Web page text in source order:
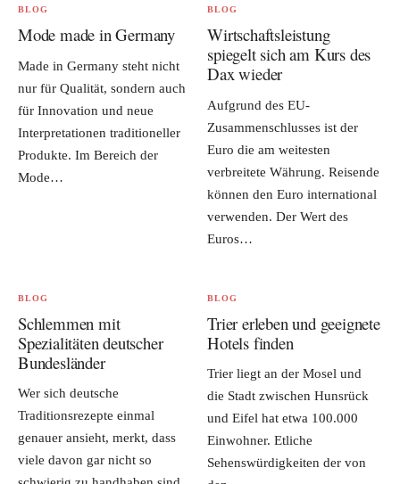
BLOG
Mode made in Germany
Made in Germany steht nicht
nur für Qualität, sondern auch
für Innovation und neue
Interpretationen traditioneller
Produkte. Im Bereich der
Mode…
BLOG
Wirtschaftsleistung
spiegelt sich am Kurs des
Dax wieder
Aufgrund des EU-
Zusammenschlusses ist der
Euro die am weitesten
verbreitete Währung. Reisende
können den Euro international
verwenden. Der Wert des
Euros…
BLOG
Schlemmen mit
Spezialitäten deutscher
Bundesländer
Wer sich deutsche
Traditionsrezepte einmal
genauer ansieht, merkt, dass
viele davon gar nicht so
BLOG
Trier erleben und geeignete
Hotels finden
Trier liegt an der Mosel und
die Stadt zwischen Hunsrück
und Eifel hat etwa 100.000
Einwohner. Etliche
Sehenswürdigkeiten der von